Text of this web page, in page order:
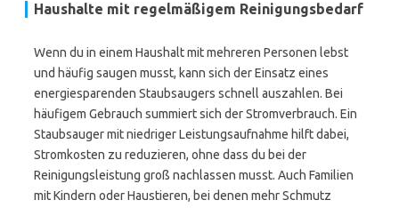
Haushalte mit regelmäßigem Reinigungsbedarf
Wenn du in einem Haushalt mit mehreren Personen lebst
und häufig saugen musst, kann sich der Einsatz eines
energiesparenden Staubsaugers schnell auszahlen. Bei
häufigem Gebrauch summiert sich der Stromverbrauch. Ein
Staubsauger mit niedriger Leistungsaufnahme hilft dabei,
Stromkosten zu reduzieren, ohne dass du bei der
Reinigungsleistung groß nachlassen musst. Auch Familien
mit Kindern oder Haustieren, bei denen mehr Schmutz